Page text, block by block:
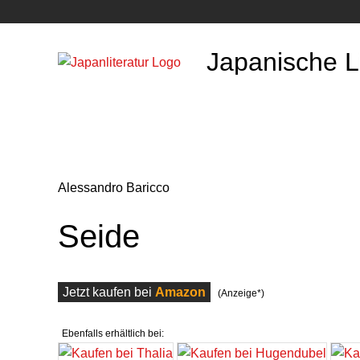
Japanische
Alessandro Baricco
Seide
Jetzt kaufen bei Amazon (Anzeige*)
Ebenfalls erhältlich bei: